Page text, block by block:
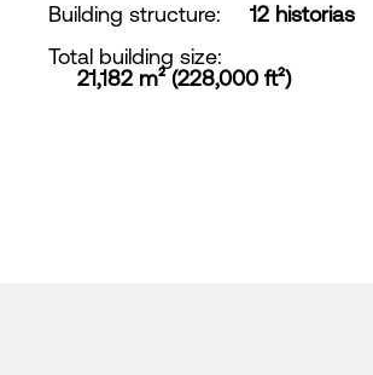
Building structure:
12 historias
Total building size:
21,182 m² (228,000 ft²)